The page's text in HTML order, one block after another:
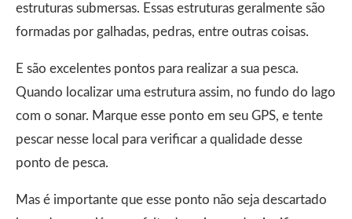
estruturas submersas. Essas estruturas geralmente são
formadas por galhadas, pedras, entre outras coisas.
E são excelentes pontos para realizar a sua pesca.
Quando localizar uma estrutura assim, no fundo do lago
com o sonar. Marque esse ponto em seu GPS, e tente
pescar nesse local para verificar a qualidade desse
ponto de pesca.
Mas é importante que esse ponto não seja descartado